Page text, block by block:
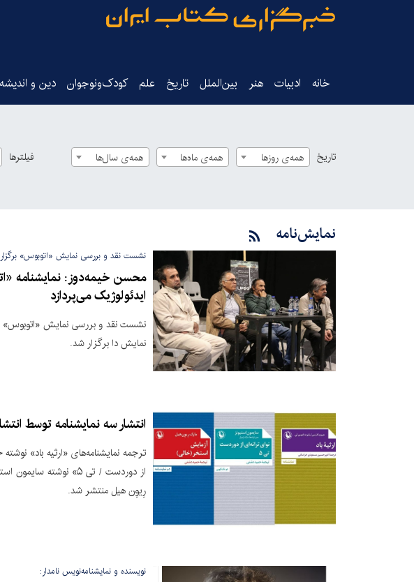
خانه ادبیات هنر بین‌الملل تاریخ‌ علم کودک‌ونوجوان دین و اندیشه
تاریخ همه‌ی روزها همه‌ی ماه‌ها همه‌ی سال‌ها فیلترها
نمایش‌نامه
نشست نقد و بررسی نمایش «اتوبوس»
محسن خیمه‌دوز: نمایشنامه
ایدئولوژیک می‌پردازد
نشست نقد و بررسی نمایش «اتوبوس»
نمایش دا برگزار شد.
انتشار سه نمایشنامه توسط
ترجمه نمایشنامه‌های «ارثیه باد»
از دوردست / تی ۵»
رِیوِن هیل منتشر شد.
نویسنده و نمایشنامه‌نویس نامدار: